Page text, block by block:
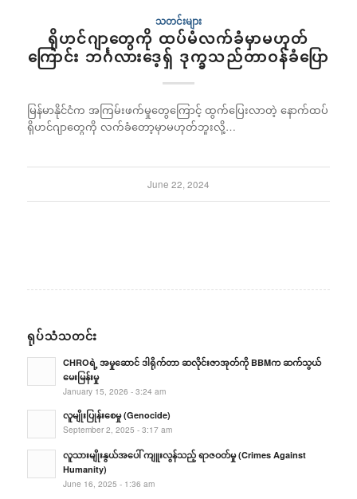
သတင်းများ
ရိုဟင်ဂျာတွေကို ထပ်မံလက်ခံမှာမဟုတ်
ကြောင်း ဘင်္ဂလားဒေ့ရှ် ဒုက္ခသည်တာဝန်ခံပြော
မြန်မာနိုင်ငံက အကြမ်းဖက်မှုတွေကြောင့် ထွက်ပြေးလာတဲ့ နောက်ထပ်
ရိုဟင်ဂျာတွေကို လက်ခံတော့မှာမဟုတ်ဘူးလို့…
June 22, 2024
ရုပ်သံသတင်း
CHROရဲ့ အမှုဆောင် ဒါရိုက်တာ ဆလိုင်းဇာအုတ်ကို BBMက ဆက်သွယ်
မေးမြန်းမှု
January 15, 2026 - 3:24 am
လူမျိုးပြုန်းစေမှု (Genocide)
September 2, 2025 - 3:17 am
လူသားမျိုးနွယ်အပေါ် ကျူးလွန်သည့် ရာဇဝတ်မှု (Crimes Against
Humanity)
June 16, 2025 - 1:36 am